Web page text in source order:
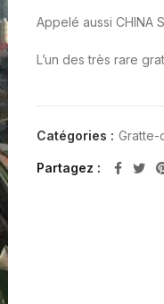
Appelé aussi CHINA
L’un des très rare
Catégories : Gratte-
Partagez